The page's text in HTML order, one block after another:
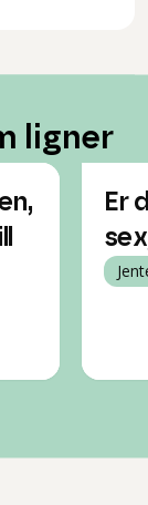
ligner
Er